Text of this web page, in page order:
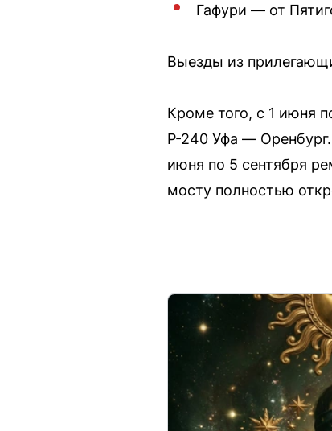
Гафури — от
Выезды из
Кроме того, с 1 июня
Р-240 Уфа —
июня по 5 сентября
мосту полностью